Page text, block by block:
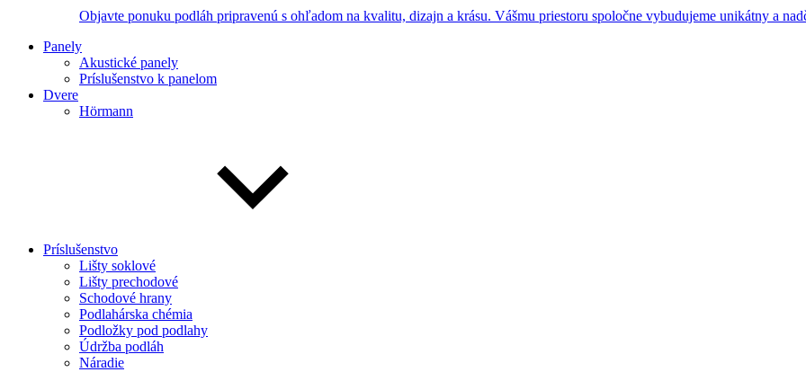
Objavte ponuku podláh pripravenú s ohľadom na kvalitu, dizajn a krásu. Vášmu priestoru spoločne vybudujeme unikátny a
Panely
Akustické panely
Príslušenstvo k panelom
Dvere
Hörmann
Príslušenstvo
Lišty soklové
Lišty prechodové
Schodové hrany
Podlahárska chémia
Podložky pod podlahy
Údržba podláh
Náradie